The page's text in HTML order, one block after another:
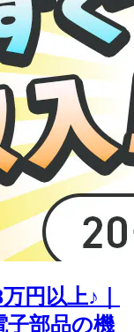
円以上♪｜
子部品の機